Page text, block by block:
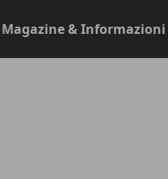
Magazine & Informazioni